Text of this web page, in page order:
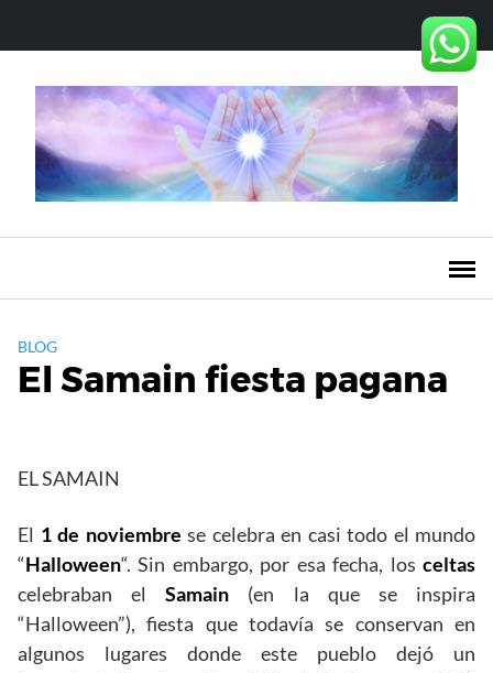
contenido
BLOG
El Samain fiesta pagana
EL SAMAIN
El 1 de noviembre se celebra en casi todo el mundo
“Halloween“. Sin embargo, por esa fecha, los celtas
celebraban elSamain (en la que se inspira
“Halloween”), fiesta que todavía se conservan en
algunos lugares donde este pueblo dejó un